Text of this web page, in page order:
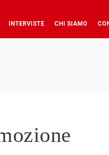
INTERVISTE CHI SIAMO